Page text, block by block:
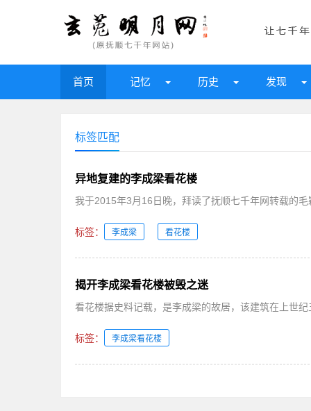
首页 记忆 历史 发现
标签匹配
异地复建的李成梁看花楼
我于2015年3月16日晚，拜读了抚顺七千年网转载的
标签： 李成梁 看花楼
揭开李成梁看花楼被毁之迷
看花楼据史料记载，是李成梁的故居，该建筑在上世
标签： 李成梁看花楼